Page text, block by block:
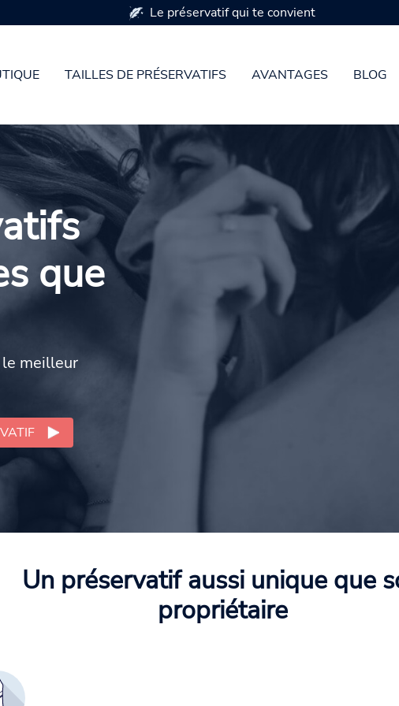
TAILLES DE PRÉSERVATIFS AVANTAGES BLOG
Disponible en 7 tailles de préservatifs
que
meilleur
Un préservatif aussi unique que
propriétaire